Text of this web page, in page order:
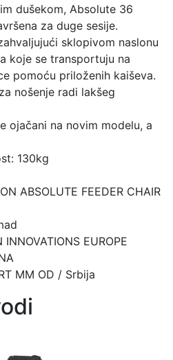
dušekom, Absolute 36
za duge sesije.
sklopivom naslonu
koje se transportuju na
pomoću priloženih kaiševa.
nošenje radi lakšeg
ojačani na novim modelu, a
130kg
ABSOLUTE FEEDER CHAIR
EUROPE
MM OD / Srbija